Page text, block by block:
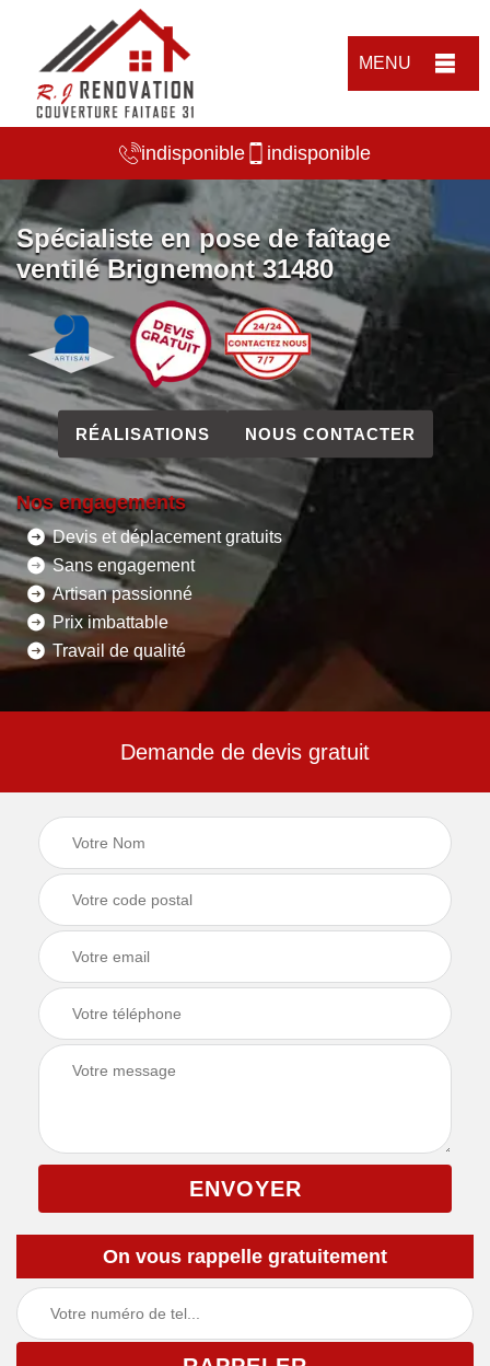
MENU
indisponible indisponible
Spécialiste en pose de faîtage
ventilé Brignemont 31480
RÉALISATIONS NOUS CONTACTER
Nos engagements
Devis et déplacement gratuits
Sans engagement
Artisan passionné
Prix imbattable
Travail de qualité
Demande de devis gratuit
On vous rappelle gratuitement